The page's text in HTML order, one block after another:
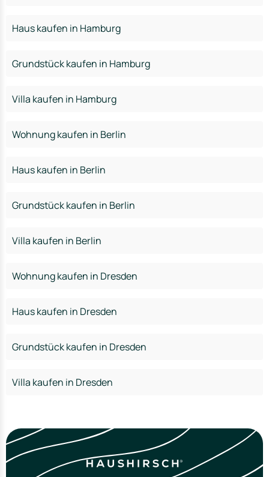
Haus kaufen in Hamburg
Grundstück kaufen in Hamburg
Villa kaufen in Hamburg
Wohnung kaufen in Berlin
Haus kaufen in Berlin
Grundstück kaufen in Berlin
Villa kaufen in Berlin
Wohnung kaufen in Dresden
Haus kaufen in Dresden
Grundstück kaufen in Dresden
Villa kaufen in Dresden